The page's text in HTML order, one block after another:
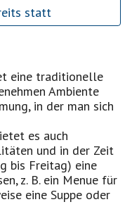
statt
eine traditionelle
Ambiente
in der man sich
es auch
und in der Zeit
bis Freitag) eine
z. B. ein Menue für
eine Suppe oder